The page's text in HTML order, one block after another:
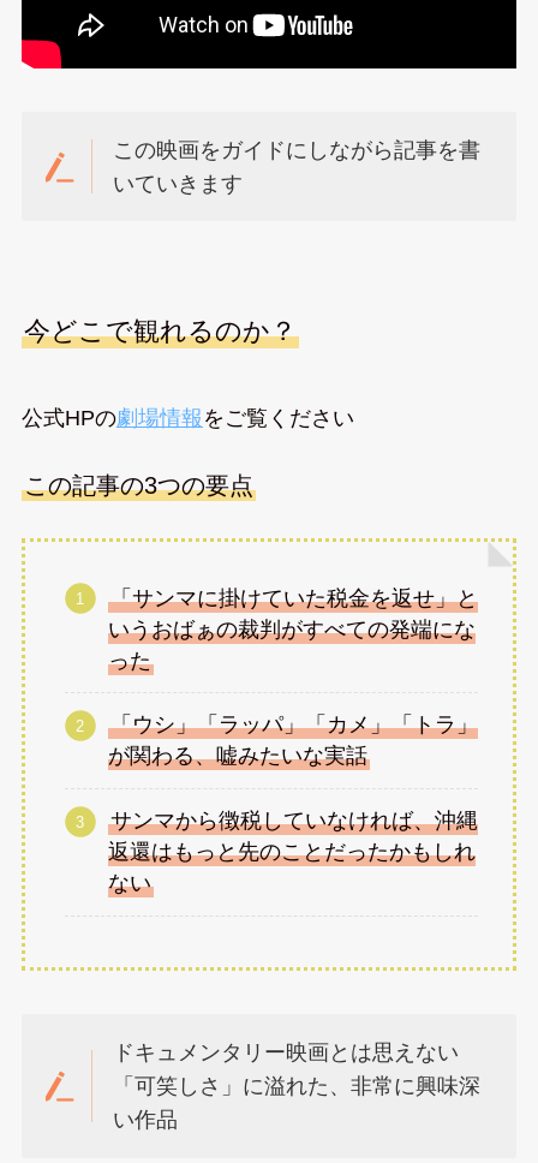
この映画をガイドにしながら記事を書
いていきます
今どこで観れるのか？
公式HPの劇場情報 をご覧ください
この記事の3つの要点
「サンマに掛けていた税金を返せ」と
いうおばぁの裁判がすべての発端にな
った
「ウシ」「ラッパ」「カメ」「トラ」
が関わる、嘘みたいな実話
サンマから徴税していなければ、沖縄
返還はもっと先のことだったかもしれ
ない
ドキュメンタリー映画とは思えない
「可笑しさ」に溢れた、非常に興味深
い作品